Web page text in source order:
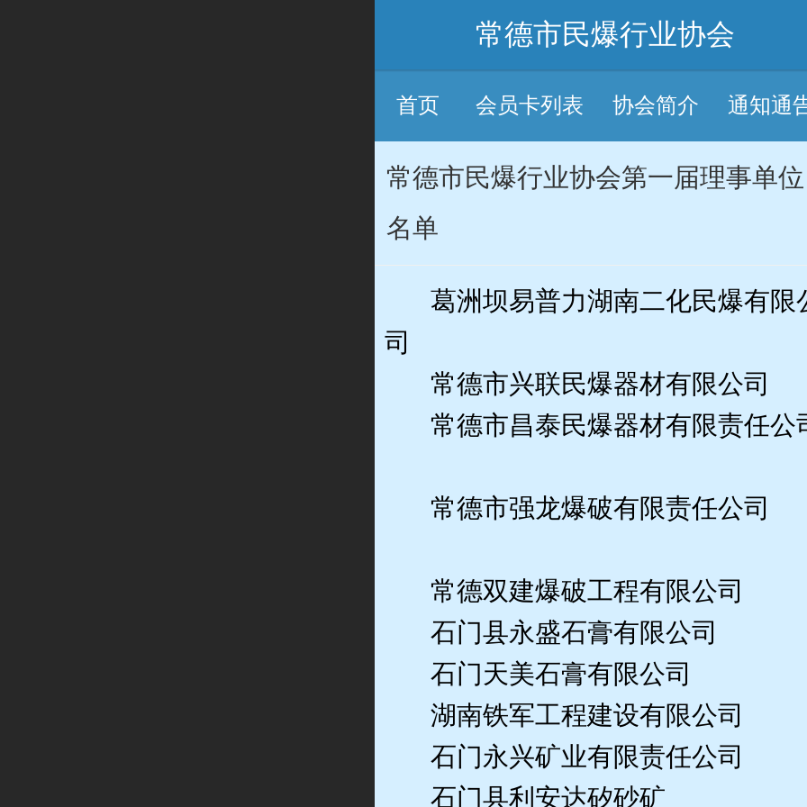
常德市民爆行业协会
首页 会员卡列表 协会简介 通知通
常德市民爆行业协会第一届理事单位
名单
葛洲坝易普力湖南二化民爆有限
司
常德市兴联民爆器材有限公
常德市昌泰民爆器材有限责任公
常德市强龙爆破有限责任公
常德双建爆破工程有限公司
石门县永盛石膏有限公司
石门天美石膏有限公司
湖南铁军工程建设有限公司
石门永兴矿业有限责任公司
石门县利安达矽砂矿